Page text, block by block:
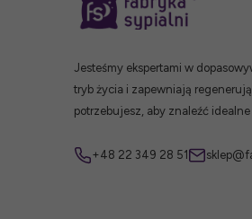
Jesteśmy ekspertami w
tryb życia i zapewniają
potrzebujesz, aby znaleźć
+48 22 349 28 51